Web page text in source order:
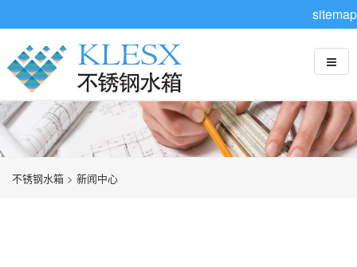
sitemap
不锈钢水箱 > 新闻中心